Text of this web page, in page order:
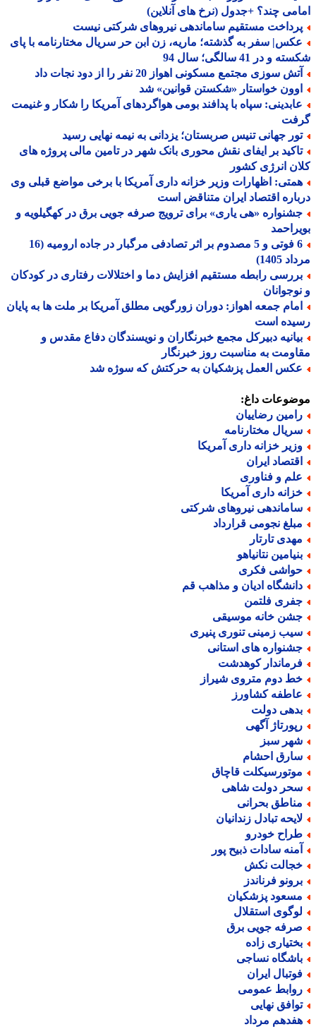
چند؟ +جدول (نرخ های آنلاین)
مستقیم ساماندهی نیروهای شرکتی نیست
سفر به گذشته؛ ماریه، زن ابن حر سریال مختارنامه با پای
و در 41 سالگی؛ سال 94
سوزی مجتمع مسکونی اهواز 20 نفر را از دود نجات داد
خواستار «شکستن قوانین» شد
سپاه با پدافند بومی هواگردهای آمریکا را شکار و غنیمت
جهانی تنیس صربستان؛ یزدانی به نیمه نهایی رسید
بر ایفای نقش محوری بانک شهر در تامین مالی پروژه های
انرژی کشور
اظهارات وزیر خزانه داری آمریکا با برخی مواضع قبلی وی
اقتصاد ایران متناقض است
«هی یاری» برای ترویج صرفه جویی برق در کهگیلویه و
6 فوتی و 5 مصدوم بر اثر تصادفی مرگبار در جاده ارومیه (16
1405)
رابطه مستقیم افزایش دما و اختلالات رفتاری در کودکان
جمعه اهواز: دوران زورگویی مطلق آمریکا بر ملت ها به پایان
است
دبیرکل مجمع خبرنگاران و نویسندگان دفاع مقدس و
به مناسبت روز خبرنگار
العمل پزشکیان به حرکتش که سوژه شد
داغ:
رضاییان
مختارنامه
خزانه داری آمریکا
ایران
و فناوری
داری آمریکا
نیروهای شرکتی
نجومی قرارداد
تارتار
نتانیاهو
فکری
ادیان و مذاهب قم
فلتمن
خانه موسیقی
زمینی تنوری پنیری
های استانی
کوهدشت
دوم متروی شیراز
کشاورز
دولت
آگهی
سبز
احشام
قاچاق
دولت شاهی
بحرانی
تبادل زندانیان
خودرو
سادات ذبیح پور
نکش
فرناندز
پزشکیان
استقلال
جویی برق
زاده
نساجی
ایران
عمومی
نهایی
مرداد